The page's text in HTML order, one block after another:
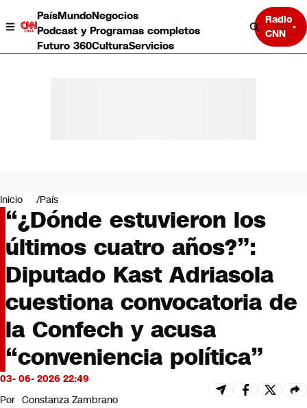
PaísMundoNegocios
Podcast y Programas completos
Futuro 360CulturaServicios
Radio
CNN
Negocios
Deportes
Programas completos
Cultura
Servicios
Bits
CNN Data
CNN tiempo
Futuro 360
Opinión
Inicio País
“¿Dónde estuvieron los
últimos cuatro años?”:
Diputado Kast Adriasola
cuestiona convocatoria de
la Confech y acusa
“conveniencia política”
03- 06- 2026 22:49
Por Constanza Zambrano